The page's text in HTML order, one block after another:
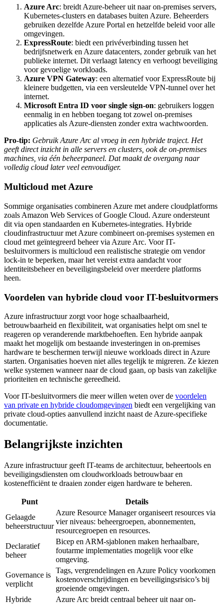
Azure Arc: breidt Azure-beheer uit naar on-premises servers,
Kubernetes-clusters en databases buiten Azure. Beheerders
gebruiken dezelfde Azure Portal en hetzelfde beleid voor alle
omgevingen.
ExpressRoute: biedt een privéverbinding tussen het
bedrijfsnetwerk en Azure datacenters, zonder gebruik van het
publieke internet. Dit verlaagt latency en verhoogt beveiliging
voor gevoelige workloads.
Azure VPN Gateway: een alternatief voor ExpressRoute bij
kleinere budgetten, via een versleutelde VPN-tunnel over het
internet.
Microsoft Entra ID voor single sign-on: gebruikers loggen
eenmalig in en hebben toegang tot zowel on-premises
applicaties als Azure-diensten zonder extra wachtwoorden.
Pro-tip: Gebruik Azure Arc al vroeg in een hybride traject. Het
geeft direct inzicht in alle servers en clusters, ook de on-premises
machines, via één beheerpaneel. Dat maakt de overgang naar
volledig cloud later veel eenvoudiger.
Multicloud met Azure
Sommige organisaties combineren Azure met andere cloudplatforms
zoals Amazon Web Services of Google Cloud. Azure ondersteunt
dit via open standaarden en Kubernetes-integraties. Hybride
cloudinfrastructuur met Azure combineert on-premises systemen en
cloud met geïntegreerd beheer via Azure Arc. Voor IT-
besluitvormers is multicloud een realistische strategie om vendor
lock-in te beperken, maar het vereist extra aandacht voor
identiteitsbeheer en beveiligingsbeleid over meerdere platforms
heen.
Voordelen van hybride cloud voor IT-besluitvormers
Azure infrastructuur zorgt voor hoge schaalbaarheid,
betrouwbaarheid en flexibiliteit, wat organisaties helpt om snel te
reageren op veranderende marktbehoeften. Een hybride aanpak
maakt het mogelijk om bestaande investeringen in on-premises
hardware te beschermen terwijl nieuwe workloads direct in Azure
starten. Organisaties hoeven niet alles tegelijk te migreren. Ze kiezen
welke systemen wanneer naar de cloud gaan, op basis van zakelijke
prioriteiten en technische gereedheid.
Voor IT-besluitvormers die meer willen weten over de voordelen
van private en hybride cloudomgevingen biedt een vergelijking van
private cloud-opties aanvullend inzicht naast de Azure-specifieke
documentatie.
Belangrijkste inzichten
Azure infrastructuur geeft IT-teams de architectuur, beheertools en
beveiligingsdiensten om cloudworkloads betrouwbaar en
kostenefficiënt te draaien zonder eigen hardware te beheren.
Punt
Details
Gelaagde
beheerstructuur
Azure Resource Manager organiseert resources via
vier niveaus: beheergroepen, abonnementen,
resourcegroepen en resources.
Declaratief
beheer
Bicep en ARM-sjablonen maken herhaalbare,
foutarme implementaties mogelijk voor elke
omgeving.
Governance is
verplicht
Tags, vergrendelingen en Azure Policy voorkomen
kostenoverschrijdingen en beveiligingsrisico’s bij
groeiende omgevingen.
Hybride
Azure Arc breidt centraal beheer uit naar on-